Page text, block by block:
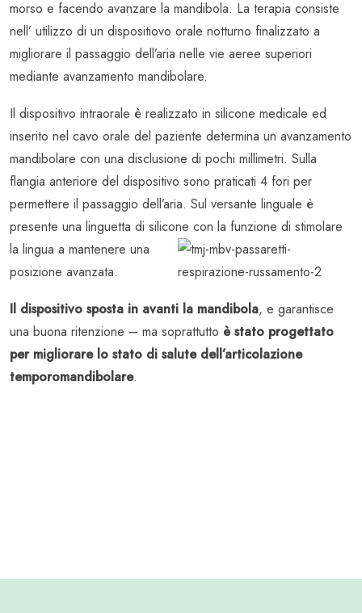
morso e facendo avanzare la mandibola. La terapia consiste
nell’ utilizzo di un dispositiovo orale notturno finalizzato a
migliorare il passaggio dell’aria nelle vie aeree superiori
mediante avanzamento mandibolare.
Il dispositivo intraorale è realizzato in silicone medicale ed
inserito nel cavo orale del paziente determina un avanzamento
mandibolare con una disclusione di pochi millimetri. Sulla
flangia anteriore del dispositivo sono praticati 4 fori per
permettere il passaggio dell’aria. Sul versante linguale è
presente una linguetta di silicone con la funzione di stimolare
la lingua a mantenere una
posizione avanzata.
Il dispositivo sposta in avanti la mandibola, e garantisce
una buona ritenzione – ma soprattutto è stato progettato
per migliorare lo stato di salute dell’articolazione
temporomandibolare.